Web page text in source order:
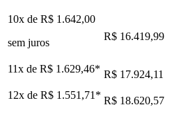
10x de R$ 1.642,00
sem juros
R$ 16.419,99
11x de R$ 1.629,46* R$ 17.924,11
12x de R$ 1.551,71 * R$ 18.620,57